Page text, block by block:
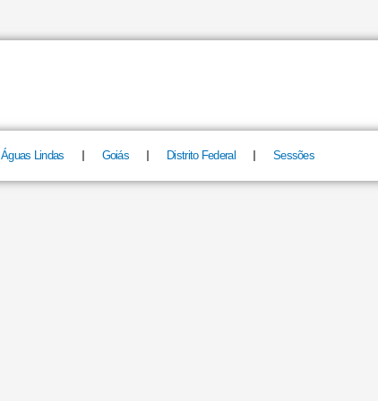
Águas Lindas Goiás Distrito Federal Sessões